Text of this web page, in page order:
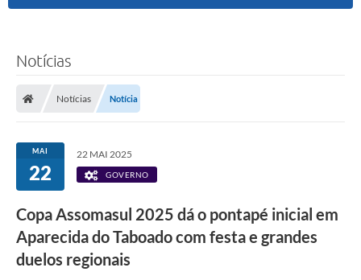
Notícias
Notícias Notícia
MAI
22
22 MAI 2025
GOVERNO
Copa Assomasul 2025 dá o pontapé inicial em
Aparecida do Taboado com festa e grandes
duelos regionais